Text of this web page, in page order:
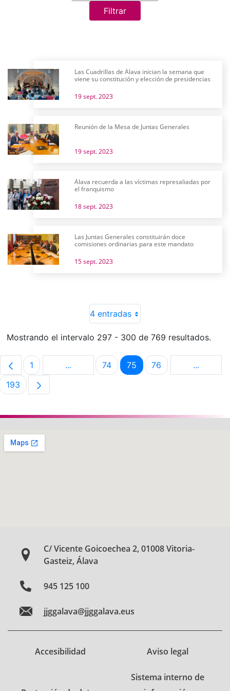
Filtrar
Las Cuadrillas de Álava inician la semana que
viene su constitución y elección de presidencias
19 sept. 2023
Reunión de la Mesa de Juntas Generales
19 sept. 2023
Álava recuerda a las víctimas represaliadas por
el franquismo
18 sept. 2023
Las Juntas Generales constituirán doce
comisiones ordinarias para este mandato
15 sept. 2023
4 entradas
Mostrando el intervalo 297 - 300 de 769 resultados.
Página
1 ...Páginas intermedias Use TAB para
Página
74 Página
75 Página
76 ...Páginas
Página
193
C/ Vicente Goicoechea 2, 01008 Vitoria-
Gasteiz, Álava
945 125 100
jjggalava@jjggalava.eus
Accesibilidad Aviso legal
Sistema interno de